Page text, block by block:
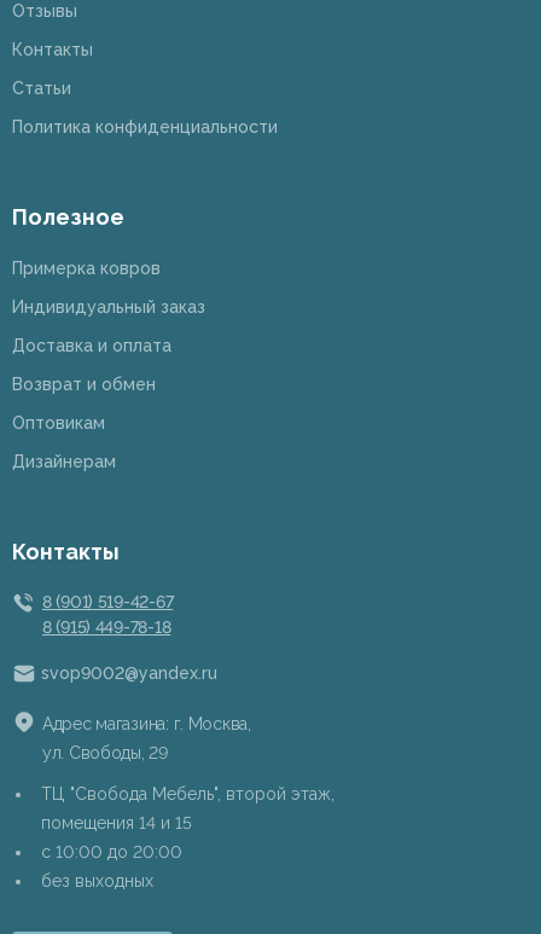
Отзывы
Контакты
Статьи
Политика конфиденциальности
Полезное
Примерка ковров
Индивидуальный заказ
Доставка и оплата
Возврат и обмен
Оптовикам
Дизайнерам
Контакты
8 (901) 519-42-67
8 (915) 449-78-18
svop9002@yandex.ru
Адрес магазина: г. Москва,
ул. Свободы, 29
ТЦ "Свобода Мебель", второй этаж,
помещения 14 и 15
c 10:00 до 20:00
без выходных